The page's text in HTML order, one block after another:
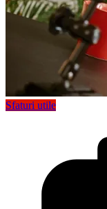
Sfaturi utile